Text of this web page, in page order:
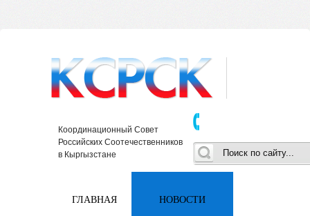
Координационный Совет
Российских Соотечественников
в Кыргызстане
ГЛАВНАЯ НОВОСТИ